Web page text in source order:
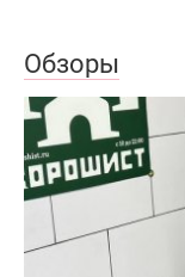
Обзоры